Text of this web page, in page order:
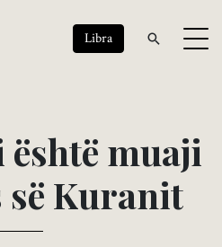
Libra
është muaji
së Kuranit